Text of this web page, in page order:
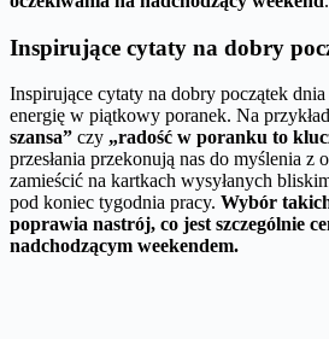
Inspirujące cytaty na dobry
Inspirujące cytaty na dobry początek
energię w piątkowy poranek. Na
szansa” czy „radość w poranku to
przesłania przekonują nas do myślenia z
zamieścić na kartkach wysyłanych
pod koniec tygodnia pracy. Wybór
poprawia nastrój, co jest szczególnie
nadchodzącym weekendem.